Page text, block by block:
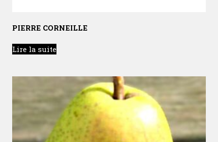
PIERRE CORNEILLE
Lire la suite